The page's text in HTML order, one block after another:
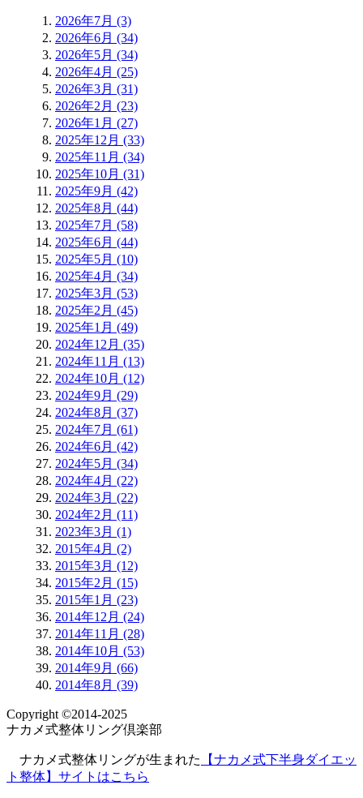
2026年7月 (3)
2026年6月 (34)
2026年5月 (34)
2026年4月 (25)
2026年3月 (31)
2026年2月 (23)
2026年1月 (27)
2025年12月 (33)
2025年11月 (34)
2025年10月 (31)
2025年9月 (42)
2025年8月 (44)
2025年7月 (58)
2025年6月 (44)
2025年5月 (10)
2025年4月 (34)
2025年3月 (53)
2025年2月 (45)
2025年1月 (49)
2024年12月 (35)
2024年11月 (13)
2024年10月 (12)
2024年9月 (29)
2024年8月 (37)
2024年7月 (61)
2024年6月 (42)
2024年5月 (34)
2024年4月 (22)
2024年3月 (22)
2024年2月 (11)
2023年3月 (1)
2015年4月 (2)
2015年3月 (12)
2015年2月 (15)
2015年1月 (23)
2014年12月 (24)
2014年11月 (28)
2014年10月 (53)
2014年9月 (66)
2014年8月 (39)
Copyright ©2014-2025
ナカメ式整体リング倶楽部
ナカメ式整体リングが生まれた
【ナカメ式下半身ダイエッ
ト整体】サイトはこちら